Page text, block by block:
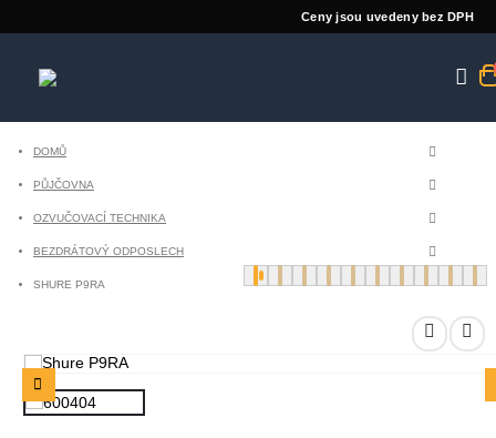
Ceny jsou uvedeny bez DPH
DOMŮ
PŮJČOVNA
OZVUČOVACÍ TECHNIKA
BEZDRÁTOVÝ ODPOSLECH
SHURE P9RA